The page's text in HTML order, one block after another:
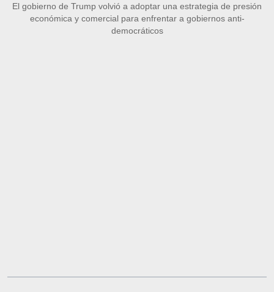
El gobierno de Trump volvió a adoptar una estrategia de presión
económica y comercial para enfrentar a gobiernos anti-
democráticos